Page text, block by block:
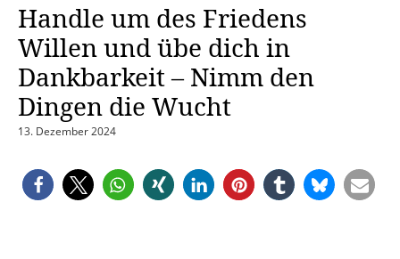
Handle um des Friedens
Willen und übe dich in
Dankbarkeit – Nimm den
Dingen die Wucht
13. Dezember 2024